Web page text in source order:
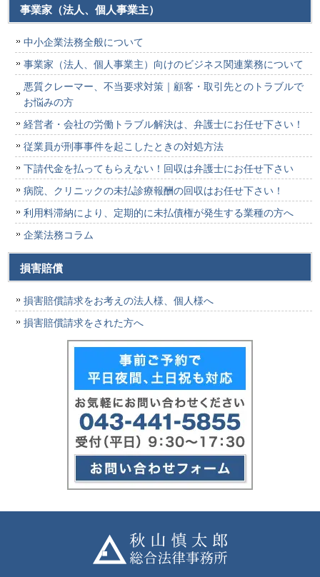
事業家（法人、個人事業主）
中小企業法務全般について
事業家（法人、個人事業主）向けのビジネス関連業務について
悪質クレーマー、不当要求対策｜顧客・取引先とのトラブルで
お悩みの方
経営者・会社の労働トラブル解決は、弁護士にお任せ下さい！
従業員が刑事事件を起こしたときの対処方法
下請代金を払ってもらえない！回収は弁護士にお任せ下さい
病院、クリニックの未払診療報酬の回収はお任せ下さい！
利用料滞納により、定期的に未払債権が発生する業種の方へ
企業法務コラム
損害賠償
損害賠償請求をお考えの法人様、個人様へ
損害賠償請求をされた方へ